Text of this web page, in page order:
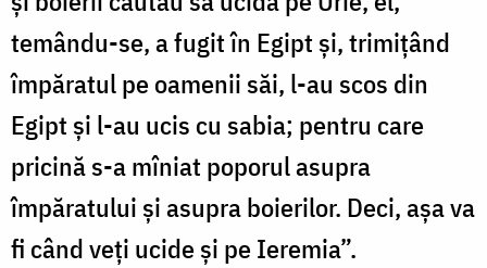
temându-se, a fugit în Egipt și, trimițând
împăratul pe oamenii săi, l-au scos din
Egipt și l-au ucis cu sabia; pentru care
pricină s-a mîniat poporul asupra
împăratului și asupra boierilor. Deci, așa va
fi când veți ucide și pe Ieremia”.